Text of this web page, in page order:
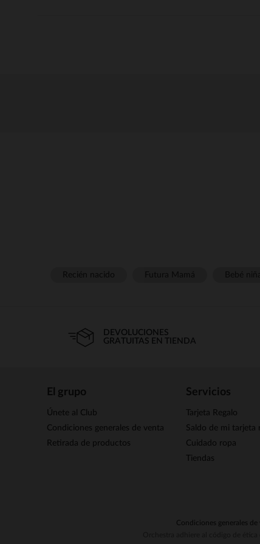
DEVOLUCIONES
GRATUITAS EN TIENDA
El grupo
Únete al Club
Condiciones generales de venta
Retirada de productos
Servicios
Tarjeta Regalo
Saldo de mi tarjeta
Cuidado ropa
Tiendas
Condiciones generales de